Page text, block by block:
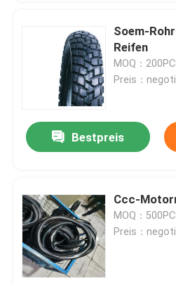
Soem-
Reifen
MOQ：
Preis：
Bestpreis
Ccc-
MOQ：
Preis：